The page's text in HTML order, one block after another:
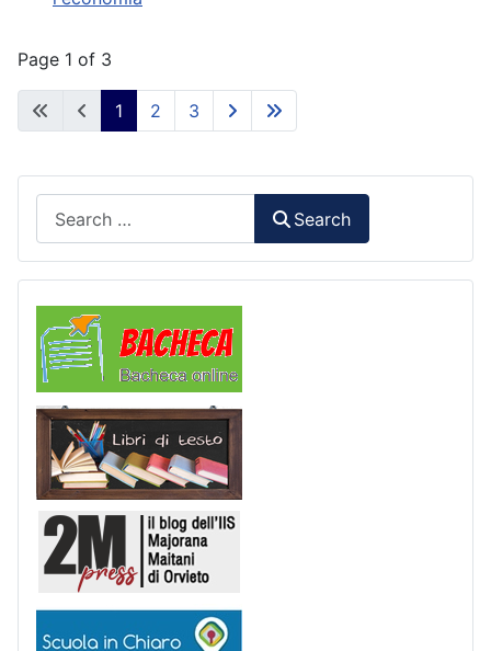
Page 1 of 3
1 2 3
Search
Libri di Testo
Scuola in chiaro